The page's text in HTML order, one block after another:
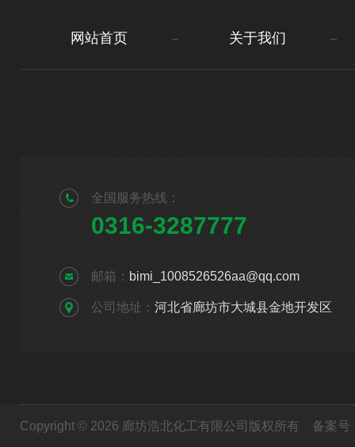
网站首页 关于我们
全国服务热线：
0316-3287777
邮箱： bimi_1008526526aa@qq.com
公司地址： 河北省廊坊市大城县金地开发区
Copyright © 2026 廊坊浩北化工有限公司版权所有 备案号